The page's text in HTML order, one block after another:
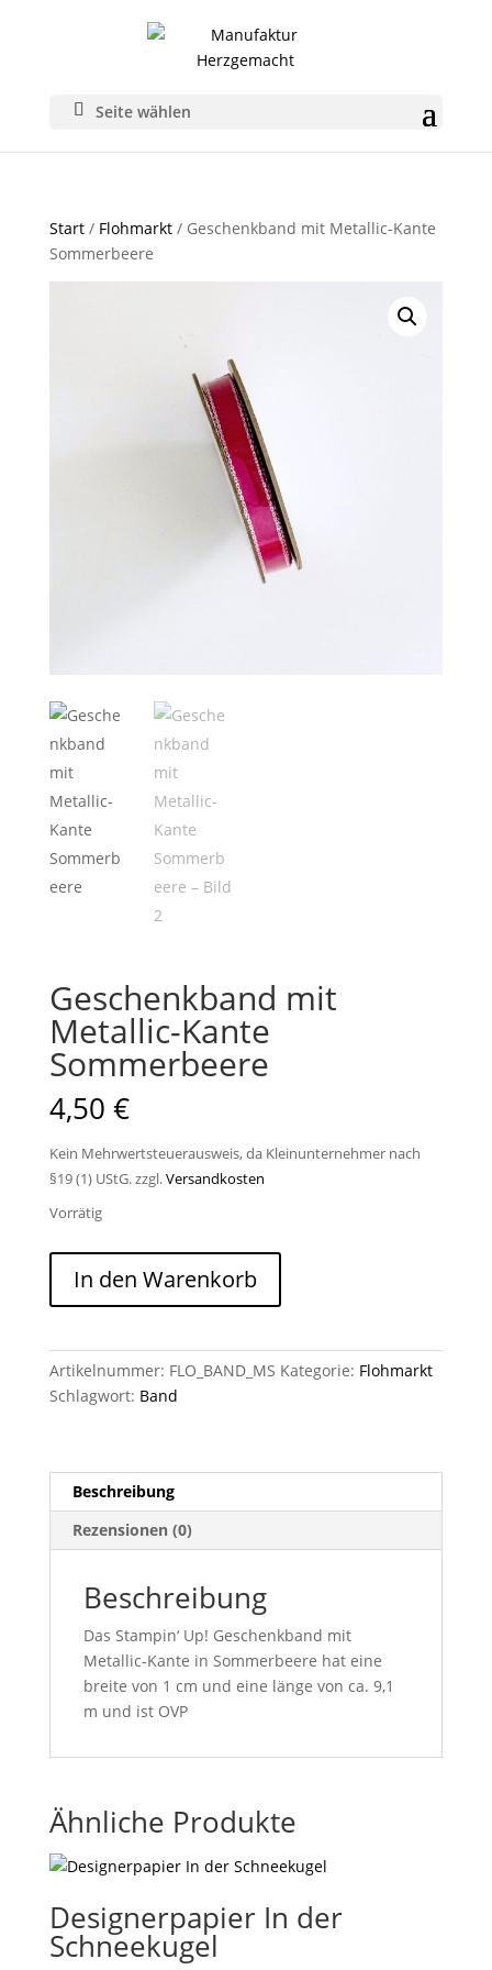
Seite wählen
Start/ Flohmarkt/ Geschenkband mit Metallic-Kante
Sommerbeere
Geschenkband mit
Metallic-Kante
Sommerbeere
4,50 €
Kein Mehrwertsteuerausweis, da Kleinunternehmer nach
§19 (1) UStG.zzgl.Versandkosten
Vorrätig
Sommerbeere
Menge
In den Warenkorb
Artikelnummer: FLO_BAND_MS Kategorie: Flohmarkt
Schlagwort: Band
Beschreibung
Rezensionen (0)
Beschreibung
Das Stampin‘ Up! Geschenkband mit
Metallic-Kante in Sommerbeere hat eine
breite von 1 cm und eine länge von ca. 9,1
m und ist OVP
Ähnliche Produkte
Designerpapier In der
Schneekugel